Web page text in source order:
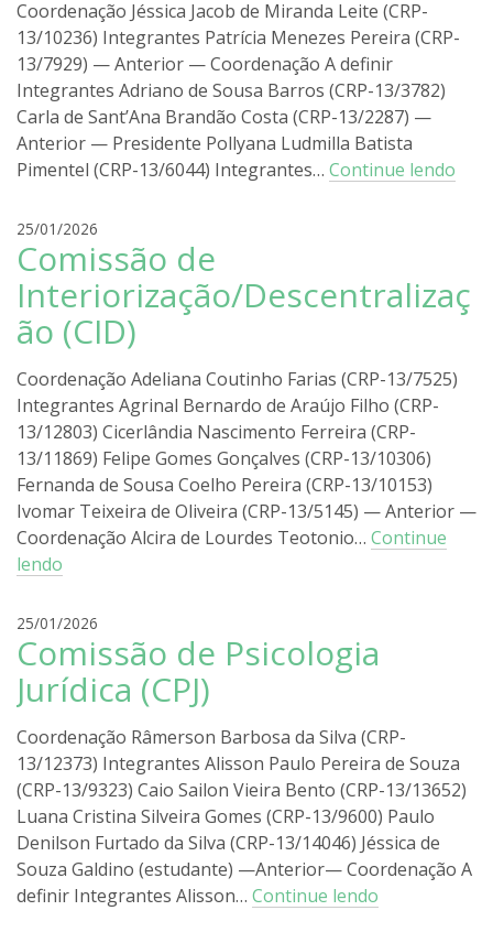
g
o
l
i
r
Coordenação Jéssica Jacob de Miranda Leite (CRP-
13/10236) Integrantes Patrícia Menezes Pereira (CRP-
13/7929) — Anterior — Coordenação A definir
Integrantes Adriano de Sousa Barros (CRP-13/3782)
Carla de Sant’Ana Brandão Costa (CRP-13/2287) —
Anterior — Presidente Pollyana Ludmilla Batista
Pimentel (CRP-13/6044) Integrantes… Continue lendo
25/01/2026
o
d
r
i
g
o
l
a
Comissão de
Interiorização/Descentralizaç
ão (CID)
Coordenação Adeliana Coutinho Farias (CRP-13/7525)
Integrantes Agrinal Bernardo de Araújo Filho (CRP-
13/12803) Cicerlândia Nascimento Ferreira (CRP-
13/11869) Felipe Gomes Gonçalves (CRP-13/10306)
Fernanda de Sousa Coelho Pereira (CRP-13/10153)
Ivomar Teixeira de Oliveira (CRP-13/5145) — Anterior —
Coordenação Alcira de Lourdes Teotonio… Continue
lendo
25/01/2026
o
d
r
g
o
l
i
r
a
Comissão de Psicologia
Jurídica (CPJ)
Coordenação Râmerson Barbosa da Silva (CRP-
13/12373) Integrantes Alisson Paulo Pereira de Souza
(CRP-13/9323) Caio Sailon Vieira Bento (CRP-13/13652)
Luana Cristina Silveira Gomes (CRP-13/9600) Paulo
Denilson Furtado da Silva (CRP-13/14046) Jéssica de
Souza Galdino (estudante) —Anterior— Coordenação A
definir Integrantes Alisson… Continue lendo